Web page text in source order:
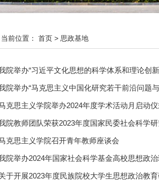
当前位置： 首页> 思政基地
院举办“习近平文化思想的科学体系和理论创
院举办“马克思主义中国化研究若干前沿问题
克思主义学院举办2024年度学术活动月启动
院教师团队荣获2023年度国家民委社会科学
克思主义学院召开青年教师座谈会
院举办2024年国家社会科学基金高校思想政
于开展2023年度民族院校大学生思想政治教